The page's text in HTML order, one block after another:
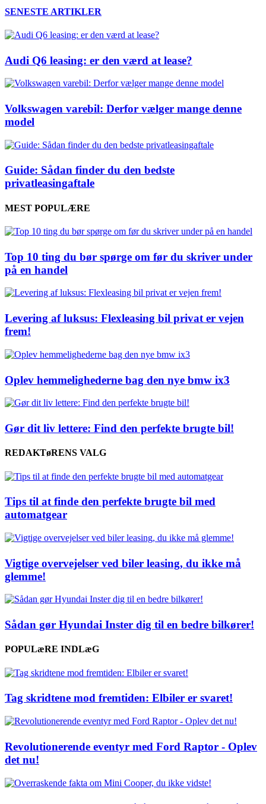
SENESTE ARTIKLER
Audi Q6 leasing: er den værd at lease?
Volkswagen varebil: Derfor vælger mange denne
model
Guide: Sådan finder du den bedste
privatleasingaftale
MEST POPULÆRE
Top 10 ting du bør spørge om før du skriver under
på en handel
Levering af luksus: Flexleasing bil privat er vejen
frem!
Oplev hemmelighederne bag den nye bmw ix3
Gør dit liv lettere: Find den perfekte brugte bil!
REDAKTøRENS VALG
Tips til at finde den perfekte brugte bil med
automatgear
Vigtige overvejelser ved biler leasing, du ikke må
glemme!
Sådan gør Hyundai Inster dig til en bedre bilkører!
POPULæRE INDLæG
Tag skridtene mod fremtiden: Elbiler er svaret!
Revolutionerende eventyr med Ford Raptor - Oplev
det nu!